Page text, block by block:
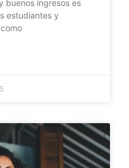
buenos ingresos es
estudiantes y